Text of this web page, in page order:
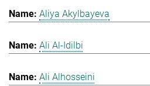
Aliya Akylbayeva
Ali Al-Idilbi
Ali Alhosseini